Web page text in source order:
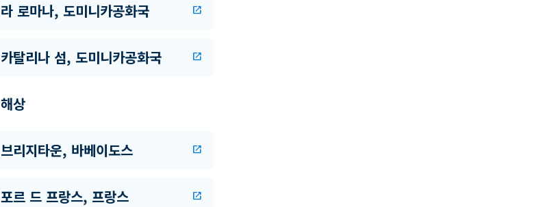
라 로마나, 도미니카공화국 open_in_new
카탈리나 섬, 도미니카공화국 open_in_new
해상
브리지타운, 바베이도스 open_in_new
포르 드 프랑스, 프랑스 open_in_new